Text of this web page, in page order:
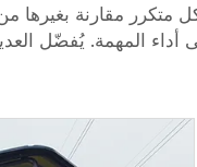
متكرر مقارنة
أداء المهمة. يُفضّل